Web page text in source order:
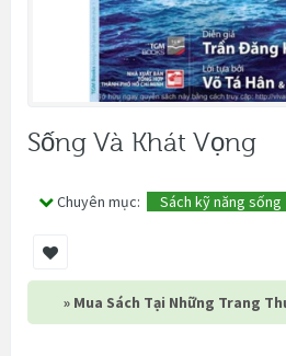
Sống Và Khát Vọng
Chuyên mục: Sách kỹ năng sống
» Mua Sách Tại Những Trang